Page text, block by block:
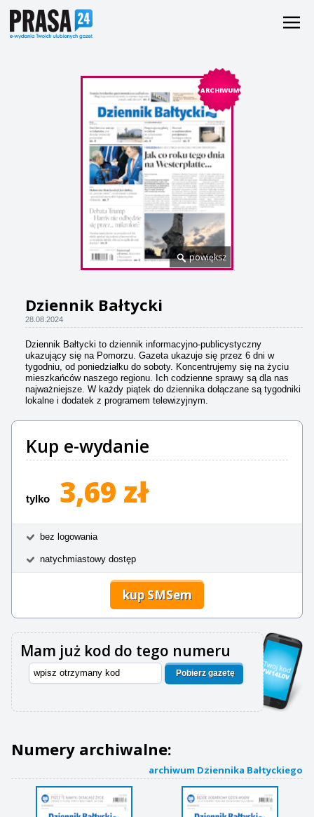
ARCHIWUM
powiększ
Dziennik Bałtycki
28.08.2024
Dziennik Bałtycki to dziennik informacyjno-publicystyczny
ukazujący się na Pomorzu. Gazeta ukazuje się przez 6 dni w
tygodniu, od poniedziałku do soboty. Koncentrujemy się na życiu
mieszkańców naszego regionu. Ich codzienne sprawy są dla nas
najważniejsze. W każdy piątek do dziennika dołączane są tygodniki
lokalne i dodatek z programem telewizyjnym.
Kup e-wydanie
tylko 3,69 zł
bez logowania
natychmiastowy dostęp
kup SMSem
Mam już kod do tego numeru
Pobierz gazetę
Numery archiwalne:
archiwum Dziennika Bałtyckiego